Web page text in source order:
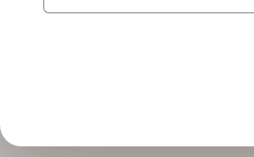
Description et ingrédients